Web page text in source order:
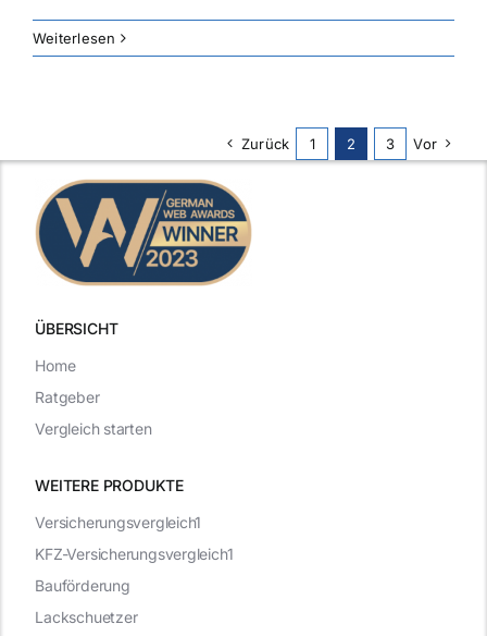
Weiterlesen
Zurück 1 2 3 Vor
ÜBERSICHT
WEITERE PRODUKTE
Versicherungsvergleich1
KFZ-Versicherungsvergleich1
Bauförderung
Lackschuetzer
Home
Ratgeber
Vergleich starten